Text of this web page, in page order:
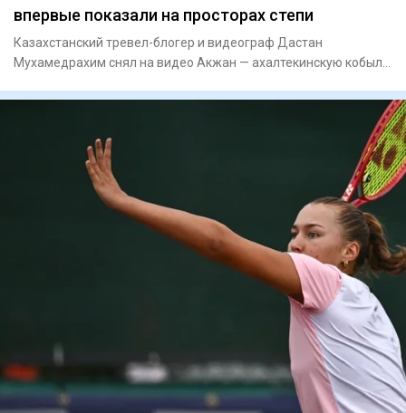
впервые показали на просторах степи
Казахстанский тревел-блогер и видеограф Дастан
Мухамедрахим снял на видео Акжан — ахалтекинскую кобылу